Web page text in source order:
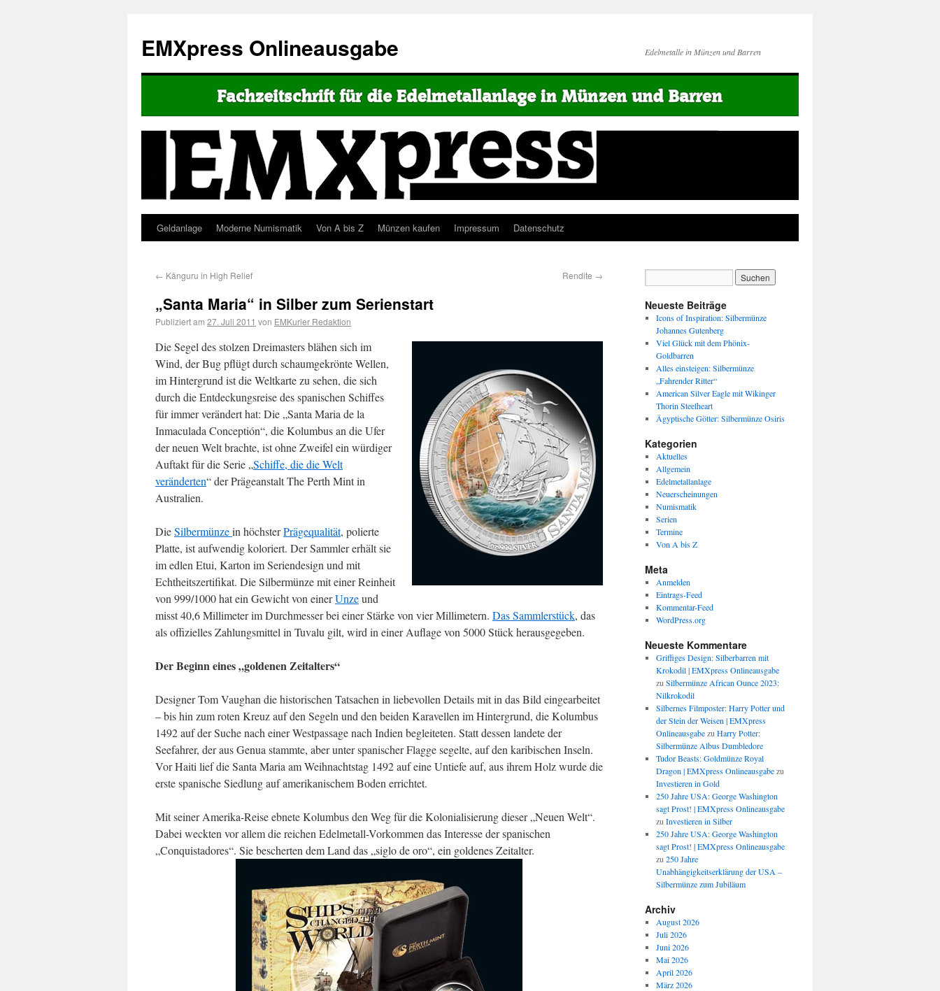
EMXpress Onlineausgabe Edelmetalle in Münzen und Barren
Geldanlage Moderne Numismatik Von A bis Z Münzen kaufen Impressum Datenschutz
← Känguru in High Relief Rendite →
„Santa Maria“ in Silber zum Serienstart
Publiziert am 27. Juli 2011 von EMKurier Redaktion
Die Segel des stolzen Dreimasters blähen sich im
Wind, der Bug pflügt durch schaumgekrönte Wellen,
im Hintergrund ist die Weltkarte zu sehen, die sich
durch die Entdeckungsreise des spanischen Schiffes
für immer verändert hat: Die „Santa Maria de la
Inmaculada Conceptión“, die Kolumbus an die Ufer
der neuen Welt brachte, ist ohne Zweifel ein würdiger
Auftakt für die Serie „Schiffe, die die Welt
veränderten“ der Prägeanstalt The Perth Mint in
Australien.
DieSilbermünzein höchsterPrägequalität, polierte
Platte, ist aufwendig koloriert. Der Sammler erhält sie
im edlen Etui, Karton im Seriendesign und mit
Echtheitszertifikat. Die Silbermünze mit einer Reinheit
von 999/1000 hat ein Gewicht von einerUnzeund
misst 40,6 Millimeter im Durchmesser bei einer Stärke von vier Millimetern. Das Sammlerstück, das
als offizielles Zahlungsmittel in Tuvalu gilt, wird in einer Auflage von 5000 Stück herausgegeben.
Der Beginn eines „goldenen Zeitalters“
Designer Tom Vaughan die historischen Tatsachen in liebevollen Details mit in das Bild eingearbeitet
– bis hin zum roten Kreuz auf den Segeln und den beiden Karavellen im Hintergrund, die Kolumbus
1492 auf der Suche nach einer Westpassage nach Indien begleiteten. Statt dessen landete der
Seefahrer, der aus Genua stammte, aber unter spanischer Flagge segelte, auf den karibischen Inseln.
Vor Haiti lief die Santa Maria am Weihnachtstag 1492 auf eine Untiefe auf, aus ihrem Holz wurde die
erste spanische Siedlung auf amerikanischem Boden errichtet.
Mit seiner Amerika-Reise ebnete Kolumbus den Weg für die Kolonialisierung dieser „Neuen Welt“.
Dabei weckten vor allem die reichen Edelmetall-Vorkommen das Interesse der spanischen
„Conquistadores“. Sie bescherten dem Land das „siglo de oro“, ein goldenes Zeitalter.
Neueste Beiträge
Icons of Inspiration: Silbermünze
Johannes Gutenberg
Viel Glück mit dem Phönix-
Goldbarren
Alles einsteigen: Silbermünze
„Fahrender Ritter“
American Silver Eagle mit Wikinger
Thorin Steelheart
Ägyptische Götter: Silbermünze Osiris
Kategorien
Aktuelles
Allgemein
Edelmetallanlage
Neuerscheinungen
Numismatik
Serien
Termine
Von A bis Z
Meta
Anmelden
Eintrags-Feed
Kommentar-Feed
WordPress.org
Neueste Kommentare
Griffiges Design: Silberbarren mit
Krokodil | EMXpress Onlineausgabe
zu Silbermünze African Ounce 2023:
Nilkrokodil
Silbernes Filmposter: Harry Potter und
der Stein der Weisen | EMXpress
Onlineausgabezu Harry Potter:
Silbermünze Albus Dumbledore
Tudor Beasts: Goldmünze Royal
Dragon | EMXpress Onlineausgabezu
Investieren in Gold
250 Jahre USA: George Washington
sagt Prost! | EMXpress Onlineausgabe
zu Investieren in Silber
250 Jahre USA: George Washington
sagt Prost! | EMXpress Onlineausgabe
zu 250 Jahre
Unabhängigkeitserklärung der USA –
Silbermünze zum Jubiläum
Archiv
August 2026
Juli 2026
Juni 2026
Mai 2026
April 2026
März 2026